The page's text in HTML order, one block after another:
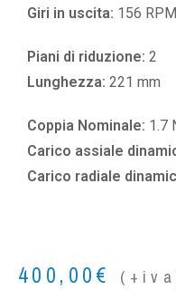
Giri in uscita: 156 RPM
Piani di riduzione: 2
Lunghezza: 221 mm
Coppia Nominale: 1.7
Carico assiale
Carico radiale
400,00€